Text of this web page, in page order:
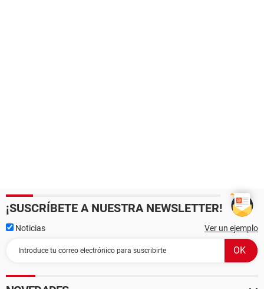
¡SUSCRÍBETE A NUESTRA NEWSLETTER!
Noticias Ver un ejemplo